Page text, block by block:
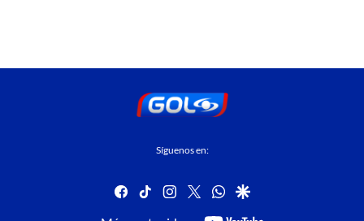
Síguenos en:
facebook
tiktok instagram
twitterwhatsapp
google